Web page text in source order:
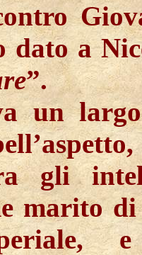
dato a
”.
un
gli
marito di